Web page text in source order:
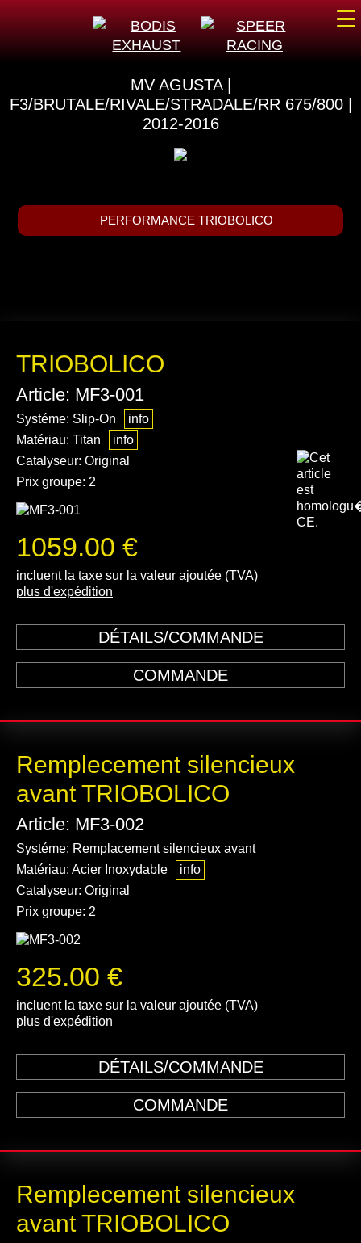
MV AGUSTA |
F3/BRUTALE/RIVALE/STRADALE/RR 675/800 |
2012-2016
PERFORMANCE TRIOBOLICO
TRIOBOLICO
Article: MF3-001
Systéme: Slip-On
info
Matériau: Titan
info
Catalyseur: Original
Prix groupe: 2
1059.00 €
incluent la taxe sur la valeur ajoutée (TVA)
plus d'expédition
DÉTAILS/COMMANDE
COMMANDE
Remplecement silencieux
avant TRIOBOLICO
Article: MF3-002
Systéme: Remplacement silencieux avant
Matériau: Acier Inoxydable
info
Catalyseur: Original
Prix groupe: 2
325.00 €
incluent la taxe sur la valeur ajoutée (TVA)
plus d'expédition
DÉTAILS/COMMANDE
COMMANDE
Remplecement silencieux
avant TRIOBOLICO
☰